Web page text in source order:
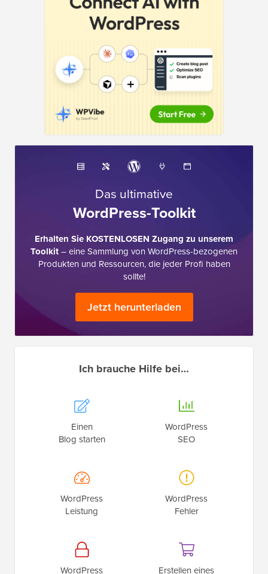
Das ultimative
WordPress-Toolkit
Erhalten Sie KOSTENLOSEN Zugang zu unserem
Toolkit– eine Sammlung von WordPress-bezogenen
Produkten und Ressourcen, die jeder Profi haben
sollte!
Jetzt herunterladen
Ich brauche Hilfe bei…
Einen
Blog starten
WordPress
SEO
WordPress
Leistung
WordPress
Fehler
WordPress Erstellen eines